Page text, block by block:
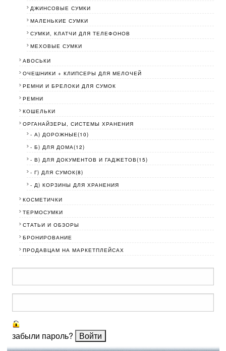
ДЖИНСОВЫЕ СУМКИ
МАЛЕНЬКИЕ СУМКИ
СУМКИ, КЛАТЧИ ДЛЯ ТЕЛЕФОНОВ
МЕХОВЫЕ СУМКИ
АВОСЬКИ
ОЧЕШНИКИ + КЛИПСЕРЫ ДЛЯ МЕЛОЧЕЙ
РЕМНИ И БРЕЛОКИ ДЛЯ СУМОК
РЕМНИ
КОШЕЛЬКИ
ОРГАНАЙЗЕРЫ, СИСТЕМЫ ХРАНЕНИЯ
- А) ДОРОЖНЫЕ(10)
- Б) ДЛЯ ДОМА(12)
- В) ДЛЯ ДОКУМЕНТОВ И ГАДЖЕТОВ(15)
- Г) ДЛЯ СУМОК(8)
- Д) КОРЗИНЫ ДЛЯ ХРАНЕНИЯ
КОСМЕТИЧКИ
ТЕРМОСУМКИ
СТАТЬИ И ОБЗОРЫ
БРОНИРОВАНИЕ
ПРОДАВЦАМ НА МАРКЕТПЛЕЙСАХ
забыли пароль?